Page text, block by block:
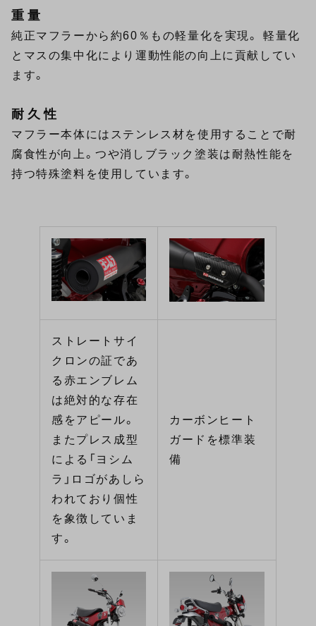
重量
純正マフラーから約60％もの軽量化を実現。 軽量化
とマスの集中化により運動性能の向上に貢献してい
ます。
耐久性
マフラー本体にはステンレス材を使用することで耐
腐食性が向上。つや消しブラック塗装は耐熱性能を
持つ特殊塗料を使用しています。
ストレートサイ
クロンの証であ
る赤エンブレム
は絶対的な存在
感をアピール。
またプレス成型
による「ヨシム
ラ」ロゴがあしら
われており個性
を象徴していま
す。
カーボンヒート
ガードを標準装
備